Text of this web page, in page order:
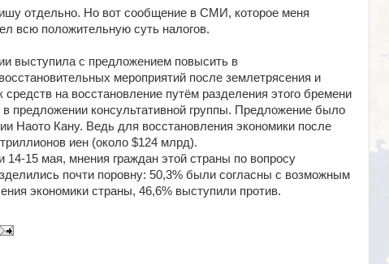
отдельно. Но вот сообщение в СМИ, которое меня
всю положительную суть налогов.
выступила с предложением повысить в
мероприятий после землетрясения и
на восстановление путём разделения этого бремени
предложении консультативной группы. Предложение было
Наото Кану. Ведь для восстановления экономики после
иен (около $124 млрд).
15 мая, мнения граждан этой страны по вопросу
почти поровну: 50,3% были согласны с возможным
экономики страны, 46,6% выступили против.